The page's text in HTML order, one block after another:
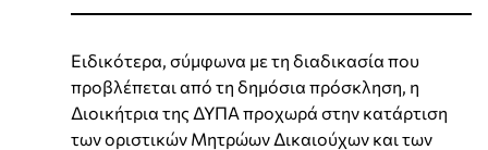
Ειδικότερα, σύμφωνα με τη διαδικασία που
προβλέπεται από τη δημόσια πρόσκληση, η
Διοικήτρια της ΔΥΠΑ προχωρά στην κατάρτιση
των οριστικών Μητρώων Δικαιούχων και των